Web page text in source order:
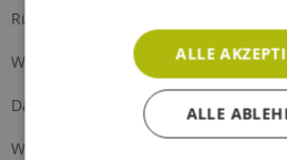
Rückgabe
Widerrufsrecht
Datenschutz
Widerrufsformular
ALLE
ALLE